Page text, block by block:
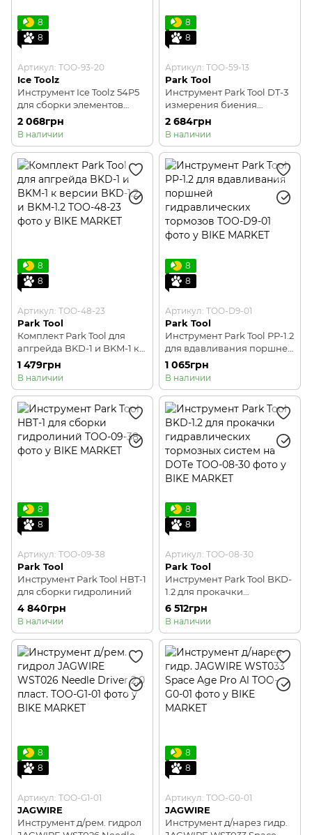
8
8
Артикул: TOO-93-20
Ice Toolz
Инструмент Ice Toolz 54P5
для сборки элементов
гидролинии
2 068грн
В наличии
8
8
Артикул: TOO-59-13
Park Tool
Инструмент Park Tool DT-3
измерения биения
роторов (для станков TS-4,
TS-2.2, TS-2)
2 684грн
В наличии
8
8
Артикул: TOO-48-23
Park Tool
Комплект Park Tool для
апгрейда BKD-1 и BKM-1 к
версии BKD-1.2 и BKM-1.2
1 479грн
В наличии
8
8
Артикул: TOO-D9-01
Park Tool
Инструмент Park Tool PP-1.2
для вдавливания поршней
гидравлических тормозов
1 065грн
В наличии
8
8
Артикул: TOO-09-38
Park Tool
Инструмент Park Tool HBT-1
для сборки гидролиний
4 840грн
В наличии
8
8
Артикул: TOO-08-30
Park Tool
Инструмент Park Tool BKD-
1.2 для прокачки
гидравлических
тормозных систем на DOTе
6 512грн
В наличии
8
8
Артикул: TOO-G1-01
JAGWIRE
Инструмент д/рем. гидрол
8
8
Артикул: TOO-G0-01
JAGWIRE
Инструмент д/нарез гидр.